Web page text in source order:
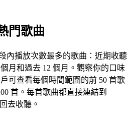
門歌曲
內播放次數最多的歌曲：近期收聽
月和過去 12 個月。觀察你的口味
可查看每個時間範圍的前 50 首歌
首。每首歌曲都直接連結到
去收聽。